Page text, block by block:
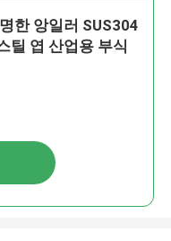
한 앙일러 SUS304
틸 엽 산업용 부식